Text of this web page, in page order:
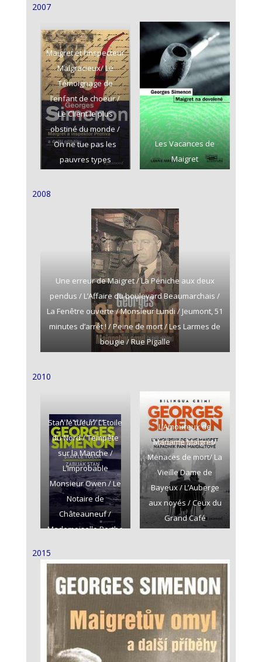
2007
Maigret et l’inspecteur
Malgracieux/ Le
Témoignage de
l’enfant de choeur /
Le Client le plus
obstiné du monde /
On ne tue pas les
pauvres types
Les Vacances de
Maigret
2008
Une erreur de Maigret / La Péniche aux deux
pendus / L’Affaire du boulevard Beaumarchais /
La Fenêtre ouverte / Monsieur Lundi / Jeumont, 51
minutes d’arrêt ! / Peine de mort / Les Larmes de
bougie / Rue Pigalle
2010
Stan le tueur/ L’Etoile
du Nord / Tempête
sur la Manche /
L’Improbable
Monsieur Owen / Le
Notaire de
Châteauneuf /
Mademoiselle Berthe
L’Amoureux de
Madame Maigret/
Menaces de mort/ La
Vieille Dame de
Bayeux / L’Auberge
aux noyés / Ceux du
Grand Café
2015